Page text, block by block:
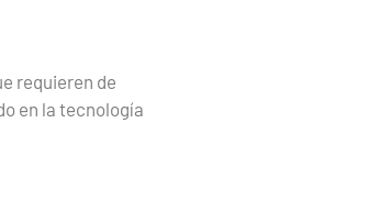
requieren de
en la tecnología